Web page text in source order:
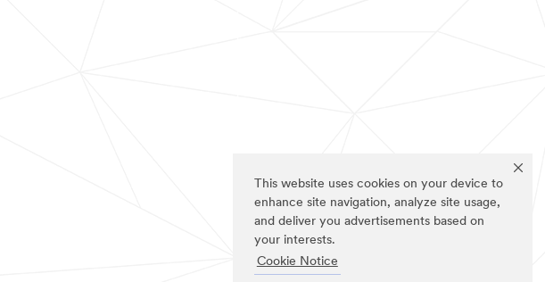
This website uses cookies on your device to
enhance site navigation, analyze site usage,
and deliver you advertisements based on
your interests.
Cookie Notice